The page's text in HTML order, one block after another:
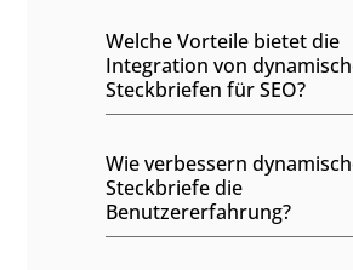
Welche Vorteile bietet die
Integration von
Steckbriefen für SEO?
Wie verbessern
Steckbriefe die
Benutzererfahrung?